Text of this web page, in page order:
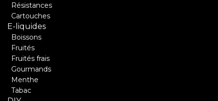
Résistances
Cartouches
E-liquides
Boissons
Fruités
Fruités frais
Gourmands
Menthe
Tabac